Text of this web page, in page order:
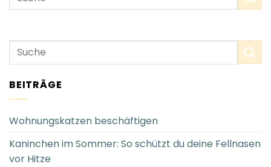
BEITRÄGE
Wohnungskatzen beschäftigen
Kaninchen im Sommer: So schützt du deine Fellnasen
vor Hitze